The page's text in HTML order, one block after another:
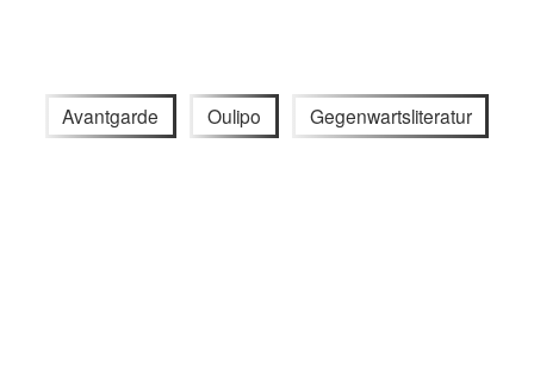
Avantgarde Oulipo Gegenwartsliteratur